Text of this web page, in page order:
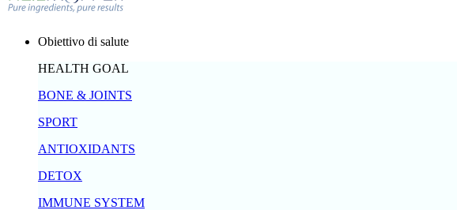
Obiettivo di salute
HEALTH GOAL
BONE & JOINTS
SPORT
ANTIOXIDANTS
DETOX
IMMUNE SYSTEM